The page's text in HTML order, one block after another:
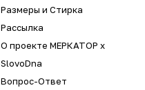
Размеры и Стирка
Рассылка
О проекте МЕРКАТОР x
SlovoDna
Вопрос-Ответ